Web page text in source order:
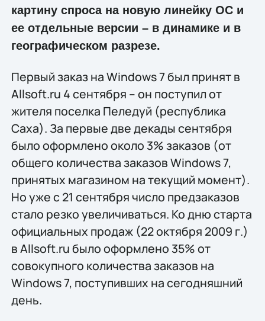
картину спроса на новую линейку ОС и
ее отдельные версии – в динамике и в
географическом разрезе.
Первый заказ на Windows 7 был принят в
Allsoft.ru 4 сентября – он поступил от
жителя поселка Пеледуй (республика
Саха). За первые две декады сентября
было оформлено около 3% заказов (от
общего количества заказов Windows 7,
принятых магазином на текущий момент).
Но уже с 21 сентября число предзаказов
стало резко увеличиваться. Ко дню старта
официальных продаж (22 октября 2009 г.)
в Allsoft.ru было оформлено 35% от
совокупного количества заказов на
Windows 7, поступивших на сегодняшний
день.